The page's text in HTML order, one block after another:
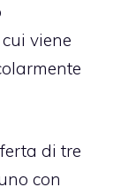
viene
di tre
con